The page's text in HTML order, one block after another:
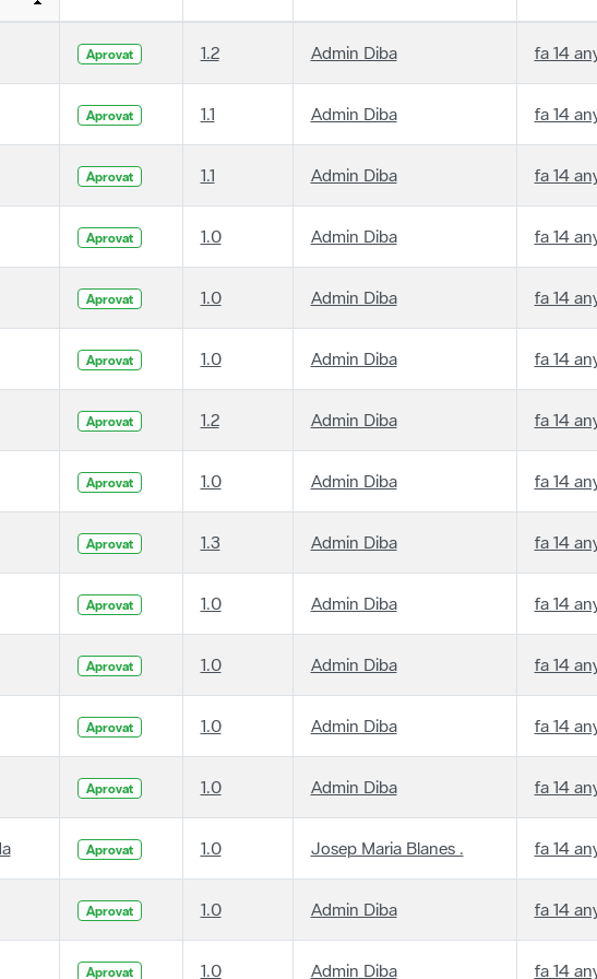
1.2 Admin Diba fa 14
Aprovat 1.1 Admin Diba fa 14
1.1 Admin Diba fa 14
Aprovat 1.0 Admin Diba fa 14
1.0 Admin Diba fa 14
Aprovat 1.0 Admin Diba fa 14
1.2 Admin Diba fa 14
Aprovat 1.0 Admin Diba fa 14
1.3 Admin Diba fa 14
Aprovat 1.0 Admin Diba fa 14
1.0 Admin Diba fa 14
Aprovat 1.0 Admin Diba fa 14
1.0 Admin Diba fa 14
Aprovat 1.0 Josep Maria Blanes . fa 14
1.0 Admin Diba fa 14
Aprovat 1.0 Admin Diba fa 14